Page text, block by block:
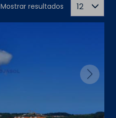
Mostrar resultados 12